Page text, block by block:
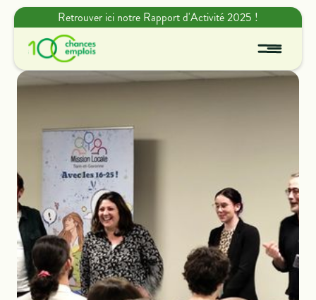
Retrouver ici notre Rapport d'Activité 2025 !